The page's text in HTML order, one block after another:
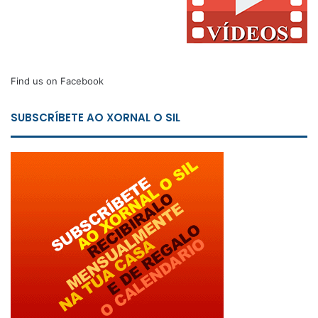
Find us on Facebook
SUBSCRÍBETE AO XORNAL O SIL